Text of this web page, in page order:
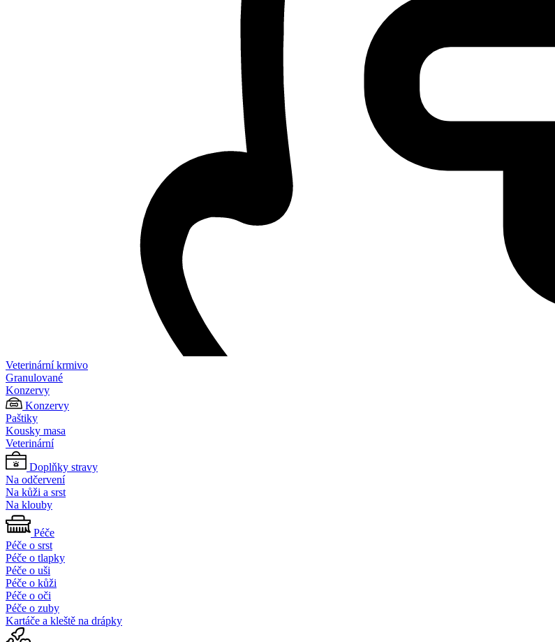
Veterinární krmivo
Granulované
Konzervy
Konzervy
Paštiky
Kousky masa
Veterinární
Doplňky stravy
Na odčervení
Na kůži a srst
Na klouby
Péče
Péče o srst
Péče o tlapky
Péče o uši
Péče o kůži
Péče o oči
Péče o zuby
Kartáče a kleště na drápky